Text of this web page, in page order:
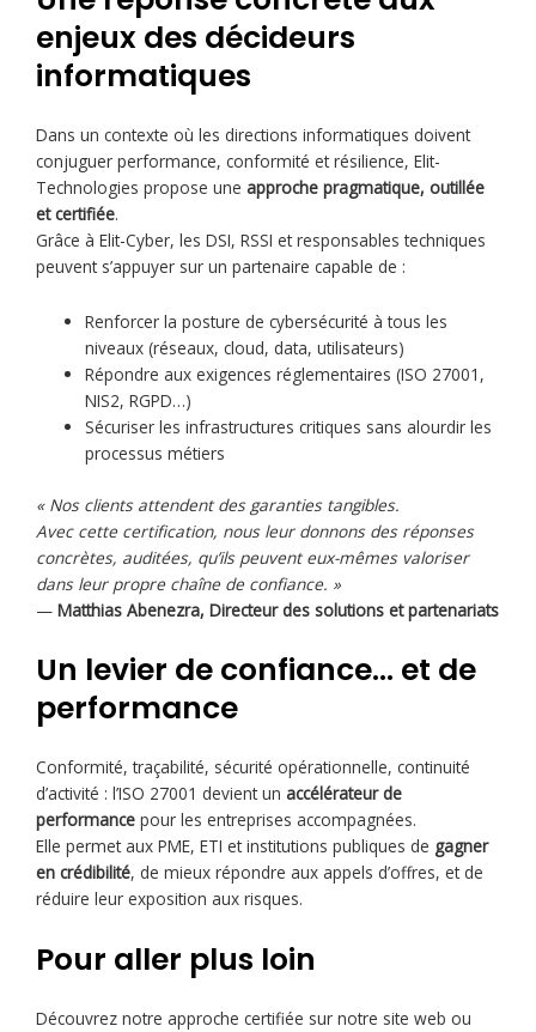
enjeux des décideurs
informatiques
Dans un contexte où les directions informatiques doivent
conjuguer performance, conformité et résilience, Elit-
Technologies propose une approche pragmatique, outillée
et certifiée.
Grâce à Elit-Cyber, les DSI, RSSI et responsables techniques
peuvent s’appuyer sur un partenaire capable de :
Renforcer la posture de cybersécurité à tous les
niveaux (réseaux, cloud, data, utilisateurs)
Répondre aux exigences réglementaires (ISO 27001,
NIS2, RGPD…)
Sécuriser les infrastructures critiques sans alourdir les
processus métiers
« Nos clients attendent des garanties tangibles.
Avec cette certification, nous leur donnons des réponses
concrètes, auditées, qu’ils peuvent eux-mêmes valoriser
dans leur propre chaîne de confiance. »
— Matthias Abenezra, Directeur des solutions et partenariats
Un levier de confiance… et de
performance
Conformité, traçabilité, sécurité opérationnelle, continuité
d’activité : l’ISO 27001 devient un accélérateur de
performance pour les entreprises accompagnées.
Elle permet aux PME, ETI et institutions publiques de gagner
en crédibilité, de mieux répondre aux appels d’offres, et de
réduire leur exposition aux risques.
Pour aller plus loin
Découvrez notre approche certifiée sur notre site web ou